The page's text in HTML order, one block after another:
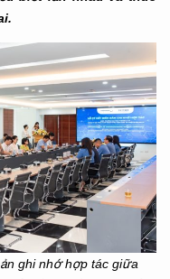
ghi nhớ hợp tác giữa